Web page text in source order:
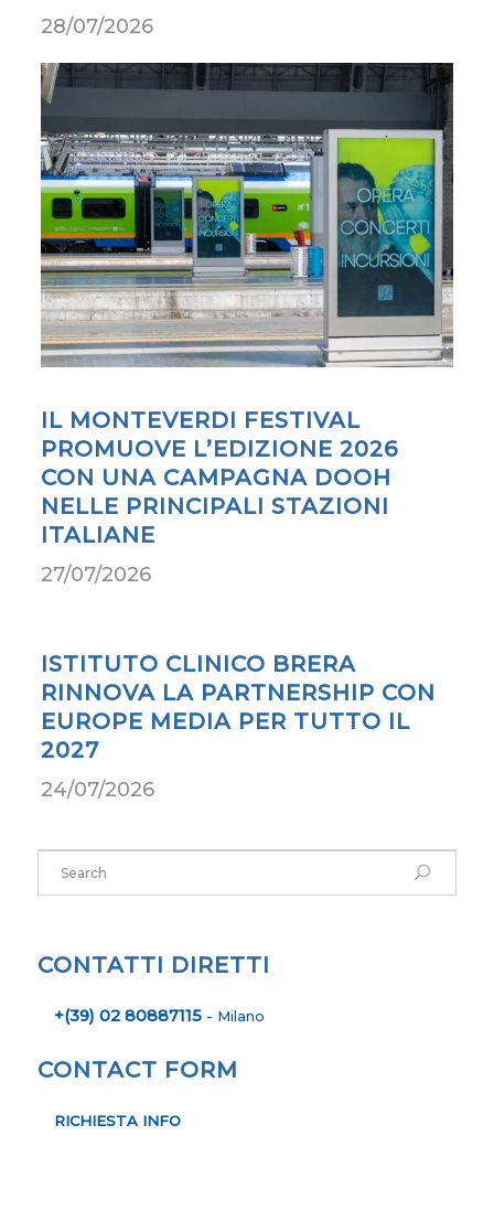
28/07/2026
IL MONTEVERDI FESTIVAL
PROMUOVE L’EDIZIONE 2026
CON UNA CAMPAGNA DOOH
NELLE PRINCIPALI STAZIONI
ITALIANE
27/07/2026
ISTITUTO CLINICO BRERA
RINNOVA LA PARTNERSHIP CON
EUROPE MEDIA PER TUTTO IL
2027
24/07/2026
CONTATTI DIRETTI
+(39) 02 80887115- Milano
CONTACT FORM
RICHIESTA INFO